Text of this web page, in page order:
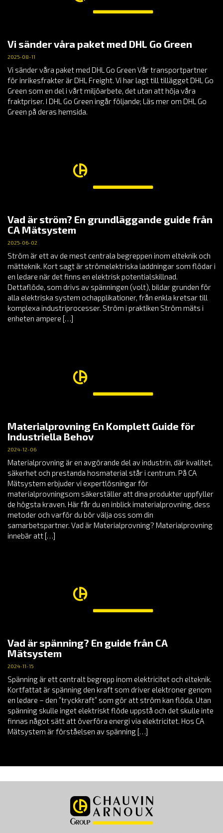
Vi sänder våra paket med DHL Go Green
2025-08-11
Vi sänder våra paket med DHL Go Green Vår transportpartner
för inrikesfrakter är DHL Freight. Vi har lagt till tillägget DHL Go
Green som en del i vårt miljöarbete, det utan att höja våra
fraktpriser. I DHL Go Green ingår följande; Läs mer om DHL Go
Green på deras hemsida.
Vad är ström? En grundläggande guide från
CA Mätsystem
2025-06-02
Ström är ett av de mest centrala begreppen inom elteknik och
mätteknik. Kort sagt är strömelektriska laddningar som flödar i
en ledare när det finns en elektrisk potentialskillnad.
Dettaflöde, som drivs av spänningen (volt), bildar grunden för
alla elektriska system ochapplikationer, från enkla kretsar till
komplexa industriprocesser. Ström i praktiken Ström mäts i
enheten ampere […]
Materialprovning En Komplett Guide för
Industriella Behov
2024-12-06
Materialprovning är en avgörande del av industrin, där kvalitet,
säkerhet och prestanda hosmaterial står i centrum. På CA
Mätsystem erbjuder vi expertlösningar för
materialprovningsom säkerställer att dina produkter uppfyller
de högsta kraven. Här får du en inblick imaterialprovning, dess
metoder och varför du bör välja oss som din
samarbetspartner. Vad är Materialprovning? Materialprovning
innebär att […]
Vad är spänning? En guide från CA
Mätsystem
2024-11-15
Spänning är ett centralt begrepp inom elektricitet och elteknik.
Kortfattat är spänning den kraft som driver elektroner genom
en ledare – den ”tryckkraft” som gör att ström kan flöda. Utan
spänning skulle inget elektriskt flöde uppstå och det skulle inte
finnas något sätt att överföra energi via elektricitet. Hos CA
Mätsystem är förståelsen av spänning […]